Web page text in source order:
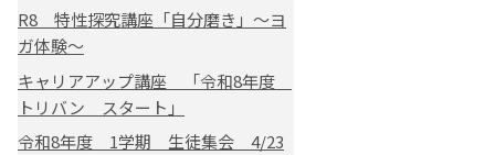
R8 特性探究講座「自分磨き」～ヨ
ガ体験～
キャリアアップ講座 「令和8年度
トリバン スタート」
令和8年度 1学期 生徒集会 4/23